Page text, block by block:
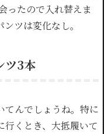
ったので入れ替えま
ツは変化なし。
ツ3本
てんでしょうね。特に
くとき、大抵履いて